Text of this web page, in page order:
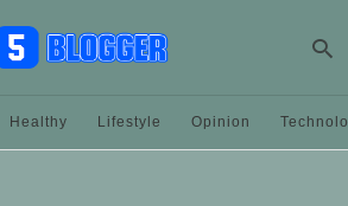
Healthy Lifestyle Opinion